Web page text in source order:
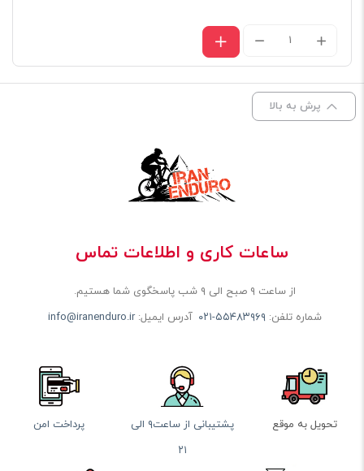
پرش به بالا
ساعات کاری و اطلاعات تماس
از ساعت ۹ صبح الی ۹ شب پاسخگوی شما هستیم.
شماره تلفن: ۰۲۱-۵۵۴۸۳۹۶۹ آدرس ایمیل:info@iranenduro.ir
تحویل به موقع
پشتیبانی از ساعت۹ الی
۲۱
پرداخت امن